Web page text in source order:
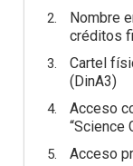
Nombre
créditos
Cartel
(DinA3)
Acceso
“Science
Acceso